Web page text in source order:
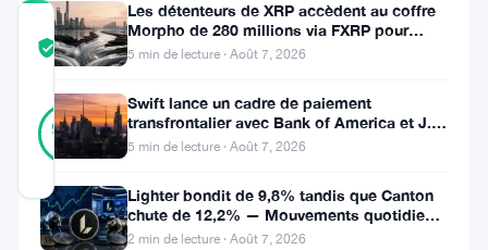
COMMUNITY
TRUST
SCORE
Vérifié
96%
RÉEL
Vérifié
27
votes
Les détenteurs de XRP accèdent au coffre
Morpho de 280 millions via FXRP pour
emprunter des RLUSD
5 min de lecture · Août 7, 2026
Swift lance un cadre de paiement
transfrontalier avec Bank of America et J.P.
Morgan dans 25 pays
5 min de lecture · Août 7, 2026
Lighter bondit de 9,8% tandis que Canton
chute de 12,2% — Mouvements quotidiens
du 7 août
2 min de lecture · Août 7, 2026